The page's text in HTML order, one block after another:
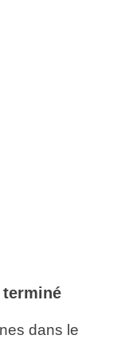
terminé
dans le